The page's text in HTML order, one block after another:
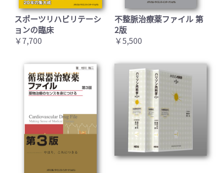
スポーツリハビリテーシ
ョンの臨床
￥7,700
不整脈治療薬ファイル 第
2版
￥5,500